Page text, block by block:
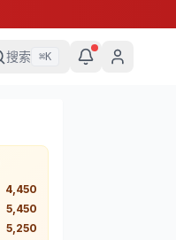
搜索 ⌘K
4,450
5,450
5,250